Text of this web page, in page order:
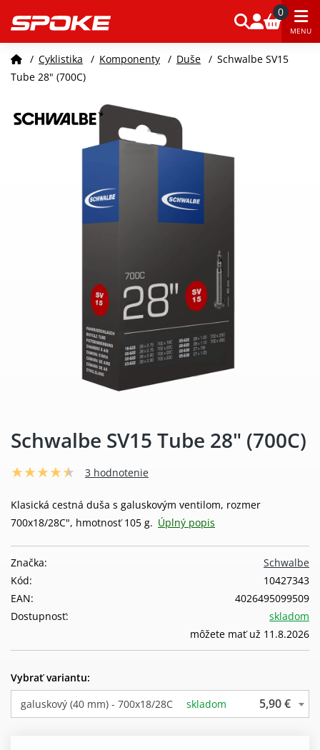
0
MENU
/ Cyklistika / Komponenty / Duše / Schwalbe SV15
Tube 28" (700C)
Schwalbe SV15 Tube 28" (700C)
3 hodnotenie
Klasická cestná duša s galuskovým ventilom, rozmer
700x18/28C", hmotnosť 105 g. Úplný popis
Schwalbe
Značka:
10427343
Kód:
4026495099509
EAN:
skladom
môžete mať už 11.8.2026
Dostupnosť:
Vybrať variantu:
galuskový (40 mm) - 700x18/28C
skladom 5,90 €